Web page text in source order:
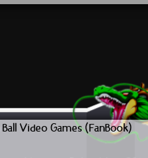
Video Games (FanBook)